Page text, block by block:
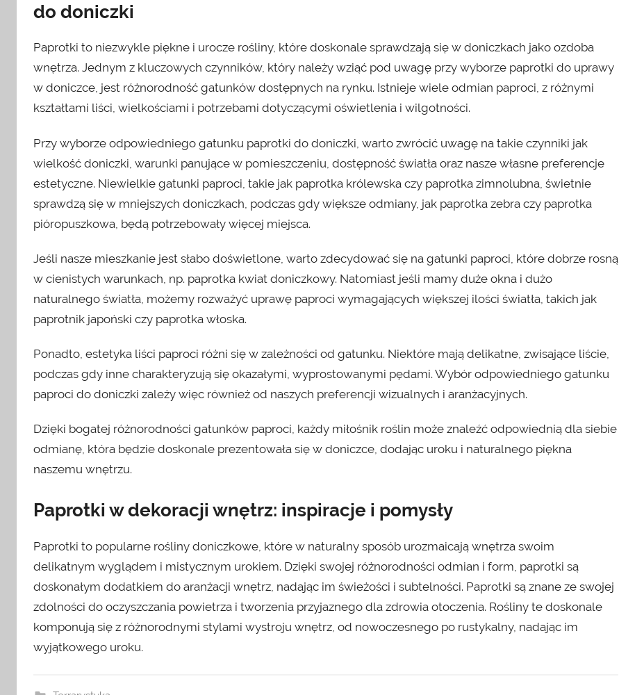
do doniczki
Paprotki to niezwykle piękne i urocze rośliny, które doskonale sprawdzają się w doniczkach jako ozdoba
wnętrza. Jednym z kluczowych czynników, który należy wziąć pod uwagę przy wyborze paprotki do uprawy
w doniczce, jest różnorodność gatunków dostępnych na rynku. Istnieje wiele odmian paproci, z różnymi
kształtami liści, wielkościami i potrzebami dotyczącymi oświetlenia i wilgotności.
Przy wyborze odpowiedniego gatunku paprotki do doniczki, warto zwrócić uwagę na takie czynniki jak
wielkość doniczki, warunki panujące w pomieszczeniu, dostępność światła oraz nasze własne preferencje
estetyczne. Niewielkie gatunki paproci, takie jak paprotka królewska czy paprotka zimnolubna, świetnie
sprawdzą się w mniejszych doniczkach, podczas gdy większe odmiany, jak paprotka zebra czy paprotka
pióropuszkowa, będą potrzebowały więcej miejsca.
Jeśli nasze mieszkanie jest słabo doświetlone, warto zdecydować się na gatunki paproci, które dobrze rosną
w cienistych warunkach, np. paprotka kwiat doniczkowy. Natomiast jeśli mamy duże okna i dużo
naturalnego światła, możemy rozważyć uprawę paproci wymagających większej ilości światła, takich jak
paprotnik japoński czy paprotka włoska.
Ponadto, estetyka liści paproci różni się w zależności od gatunku. Niektóre mają delikatne, zwisające liście,
podczas gdy inne charakteryzują się okazałymi, wyprostowanymi pędami. Wybór odpowiedniego gatunku
paproci do doniczki zależy więc również od naszych preferencji wizualnych i aranżacyjnych.
Dzięki bogatej różnorodności gatunków paproci, każdy miłośnik roślin może znaleźć odpowiednią dla siebie
odmianę, która będzie doskonale prezentowała się w doniczce, dodając uroku i naturalnego piękna
naszemu wnętrzu.
Paprotki w dekoracji wnętrz: inspiracje i pomysły
Paprotki to popularne rośliny doniczkowe, które w naturalny sposób urozmaicają wnętrza swoim
delikatnym wyglądem i mistycznym urokiem. Dzięki swojej różnorodności odmian i form, paprotki są
doskonałym dodatkiem do aranżacji wnętrz, nadając im świeżości i subtelności. Paprotki są znane ze swojej
zdolności do oczyszczania powietrza i tworzenia przyjaznego dla zdrowia otoczenia. Rośliny te doskonale
komponują się z różnorodnymi stylami wystroju wnętrz, od nowoczesnego po rustykalny, nadając im
wyjątkowego uroku.